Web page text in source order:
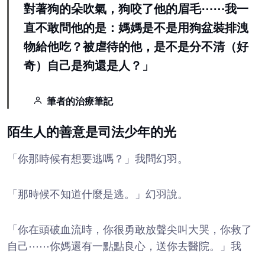
對著狗的朵吹氣，狗咬了他的眉毛⋯⋯我一
直不敢問他的是：媽媽是不是用狗盆裝排洩
物給他吃？被虐待的他，是不是分不清（好
奇）自己是狗還是人？」
筆者的治療筆記
陌生人的善意是司法少年的光
「你那時候有想要逃嗎？」我問幻羽。
「那時候不知道什麼是逃。」幻羽說。
「你在頭破血流時，你很勇敢放聲尖叫大哭，你救了
自己⋯⋯你媽還有一點點良心，送你去醫院。」我